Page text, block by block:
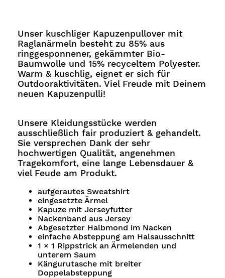
Unser kuschliger Kapuzenpullover mit
Raglanärmeln besteht zu 85% aus
ringgesponnener, gekämmter Bio-
Baumwolle und 15% recyceltem Polyester.
Warm & kuschlig, eignet er sich für
Outdooraktivitäten. Viel Freude mit Deinem
neuen Kapuzenpulli!
Unsere Kleidungsstücke werden
ausschließlich fair produziert & gehandelt.
Sie versprechen Dank der sehr
hochwertigen Qualität, angenehmen
Tragekomfort, eine lange Lebensdauer &
viel Feude am Produkt.
aufgerautes Sweatshirt
eingesetzte Ärmel
Kapuze mit Jerseyfutter
Nackenband aus Jersey
Abgesetzter Halbmond im Nacken
einfache Absteppung am Halsausschnitt
1 × 1 Rippstrick an Ärmelenden und
unterem Saum
Kängurutasche mit breiter
Doppelabsteppung